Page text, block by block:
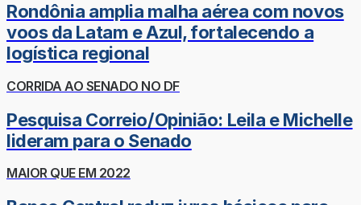
Rondônia amplia malha aérea com novos
voos da Latam e Azul, fortalecendo a
logística regional
CORRIDA AO SENADO NO DF
Pesquisa Correio/Opinião: Leila e Michelle
lideram para o Senado
MAIOR QUE EM 2022